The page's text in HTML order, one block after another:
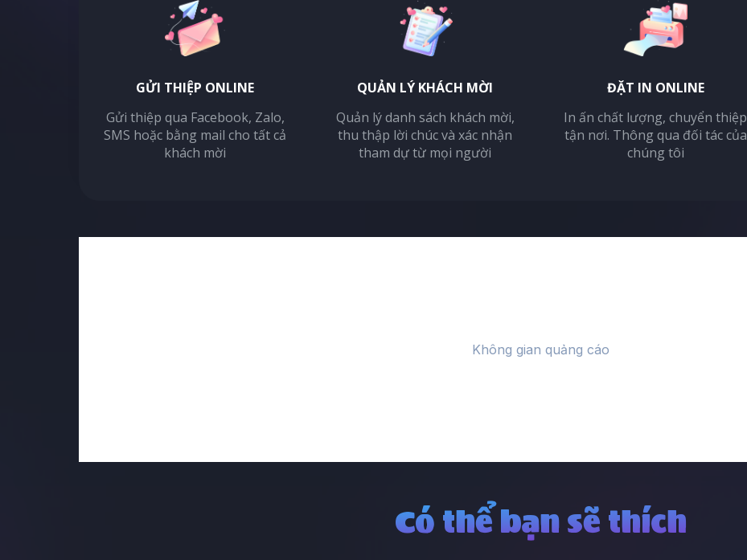
GỬI THIỆP ONLINE
Gửi thiệp qua Facebook, Zalo,
SMS hoặc bằng mail cho tất cả
khách mời
QUẢN LÝ KHÁCH MỜI
Quản lý danh sách khách mời,
thu thập lời chúc và xác nhận
tham dự từ mọi người
ĐẶT IN ONLINE
In ấn chất lượng, chuyển thiệp
tận nơi. Thông qua đối tác của
chúng tôi
Có thể bạn sẽ thích